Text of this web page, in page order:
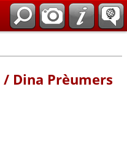
Dina Prèumers